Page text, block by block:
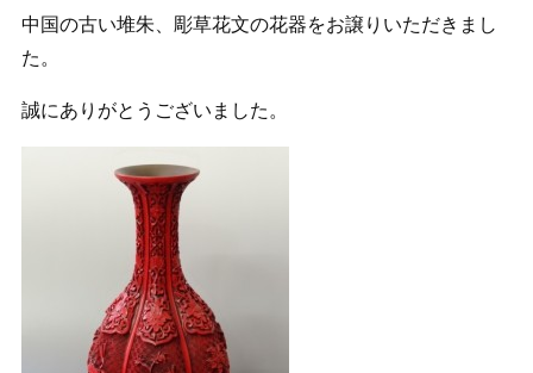
中国の古い堆朱、彫草花文の花器をお譲りいただきまし
た。
誠にありがとうございました。